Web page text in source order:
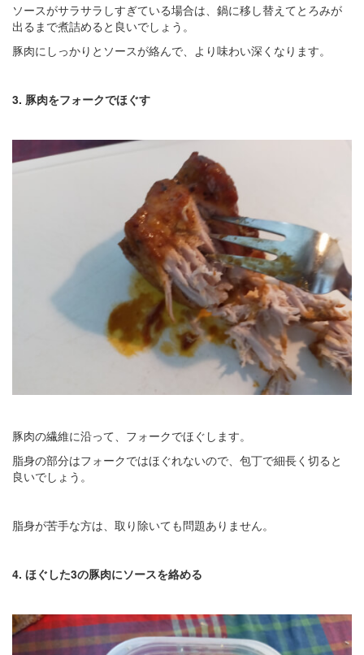
ソースがサラサラしすぎている場合は、鍋に移し替えてとろみが
出るまで煮詰めると良いでしょう。
豚肉にしっかりとソースが絡んで、より味わい深くなります。
3. 豚肉をフォークでほぐす
豚肉の繊維に沿って、フォークでほぐします。
脂身の部分はフォークではほぐれないので、包丁で細長く切ると
良いでしょう。
脂身が苦手な方は、取り除いても問題ありません。
4. ほぐした3の豚肉にソースを絡める